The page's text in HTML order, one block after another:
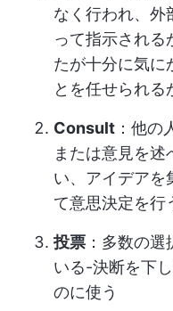
なく行われ、外
って指示される
たが十分に気に
とを任せられる
Consult ：他の
または意見を述
い、アイデアを
て意思決定を行
投票 ：多数の
いる-決断を下
のに使う